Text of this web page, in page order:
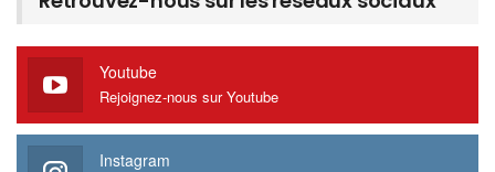
Youtube
Rejoignez-nous sur Youtube
Instagram